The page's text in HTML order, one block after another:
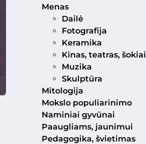
Menas
Dailė
Fotografija
Keramika
Kinas, teatras, šokiai
Muzika
Skulptūra
Mitologija
Mokslo populiarinimo
Naminiai gyvūnai
Paaugliams, jaunimui
Pedagogika, švietimas